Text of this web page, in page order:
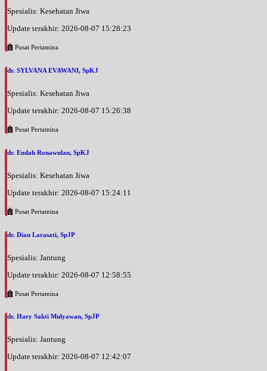
Spesialis: Kesehatan Jiwa
Update terakhir: 2026-08-07 15:28:23
Pusat Pertamina
dr. SYLVANA EVAWANI, SpKJ
Spesialis: Kesehatan Jiwa
Update terakhir: 2026-08-07 15:26:38
Pusat Pertamina
dr. Endah Ronawulan, SpKJ
Spesialis: Kesehatan Jiwa
Update terakhir: 2026-08-07 15:24:11
Pusat Pertamina
dr. Dian Larasati, SpJP
Spesialis: Jantung
Update terakhir: 2026-08-07 12:58:55
Pusat Pertamina
dr. Hary Sakti Mulyawan, SpJP
Spesialis: Jantung
Update terakhir: 2026-08-07 12:42:07